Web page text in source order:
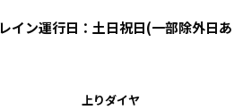
イン運行日：土日祝日(一部除外日あ
上りダイヤ